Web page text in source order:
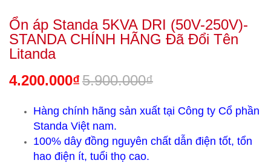
Ổn áp Standa 5KVA DRI (50V-250V)-
STANDA CHÍNH HÃNG Đã Đổi Tên
Litanda
4.200.000₫5.900.000₫
Hàng chính hãng sản xuất tại Công ty Cổ phần
Standa Việt nam.
100% dây đồng nguyên chất dẫn điện tốt, tổn
hao điện ít, tuổi thọ cao.